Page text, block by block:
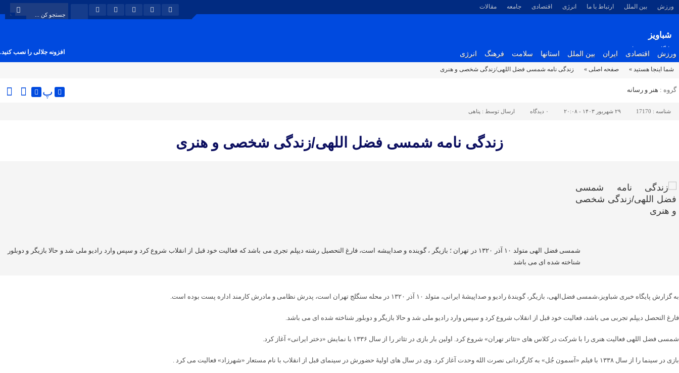
ورزش بین الملل ارتباط با ما انرژی اقتصادی جامعه مقالات
شباویز
پایگاه خبری شباویز
ورزش اقتصادی ایران بین الملل استانها سلامت فرهنگ انرژی افزونه جلالی را نصب کنید.
شما اینجا هستید » صفحه اصلی » زندگی نامه شمسی فضل اللهی/زندگی شخصی و هنری
گروه : هنر و رسانه پ
شناسه : 17170 ۲۹ شهریور ۱۴۰۳ - ۲۰:۰۸ ۰ دیدگاه ارسال توسط : پناهی
زندگی نامه شمسی فضل اللهی/زندگی شخصی و هنری
شمسی فضل الهی متولد ۱۰ آذر ۱۳۲۰ در تهران ؛ بازیگر ، گوینده و صداپیشه است، فارغ التحصیل رشته دیپلم تجری می باشد که فعالیت خود قبل از انقلاب شروع کرد و سپس وارد رادیو ملی شد و حالا بازیگر و دوبلور
شناخته شده ای می باشد
به گزارش پایگاه خبری شباویز،شمسی فضل‌الهی، بازیگر، گویندهٔ رادیو و صداپیشهٔ ایرانی، متولد ۱۰ آذر ۱۳۲۰ در محله سنگلج تهران است، پدرش نظامی و مادرش کارمند اداره پست بوده است.
فارغ التحصل دیپلم تجربی می باشد، فعالیت خود قبل از انقلاب شروع کرد و سپس وارد رادیو ملی شد و حالا بازیگر و دوبلور شناخته شده ای می باشد.
شمسی فضل اللهی فعالیت هنری را با شرکت در کلاس های «تئاتر تهران» شروع کرد. اولین بار بازی در تئاتر را از سال ۱۳۳۶ با نمایش «دختر ایرانی» آغاز کرد.
بازی در سینما را از سال ۱۳۳۸ با فیلم «آسمون جُل» به کارگردانی نصرت الله وحدت آغاز کرد. وی در سال های اولیهٔ حضورش در سینمای قبل از انقلاب با نام مستعار «شهرزاد» فعالیت می کرد .